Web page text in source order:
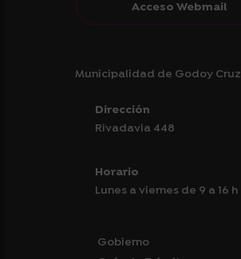
Acceso Webmail
Municipalidad de Godoy Cruz
Dirección
Rivadavia 448
Horario
Lunes a viernes de 9 a 16 h
Gobierno